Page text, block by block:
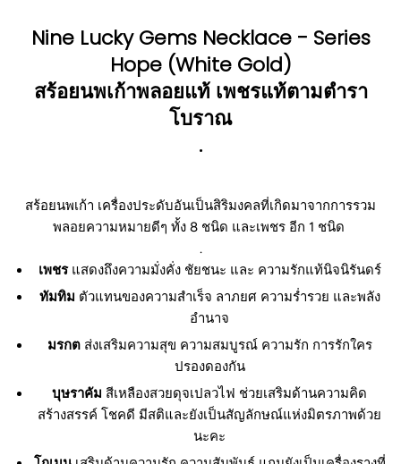
Nine Lucky Gems Necklace - Series
Hope (White Gold)
สร้อยนพเก้าพลอยแท้ เพชรแท้ตามตำรา
โบราณ
.
สร้อยนพเก้า เครื่องประดับอันเป็นสิริมงคลที่เกิดมาจากการรวม
พลอยความหมายดีๆ ทั้ง 8 ชนิด และเพชร อีก 1 ชนิด
.
เพชร แสดงถึงความมั่งคั่ง ชัยชนะ และ ความรักแท้นิจนิรันดร์
ทัมทิม ตัวแทนของความสำเร็จ ลาภยศ ความร่ำรวย และพลัง
อำนาจ
มรกต ส่งเสริมความสุข ความสมบูรณ์ ความรัก การรักใคร
ปรองดองกัน
บุษราคัม สีเหลืองสวยดุจเปลวไฟ ช่วยเสริมด้านความคิด
สร้างสรรค์ โชคดี มีสติและยังเป็นสัญลักษณ์แห่งมิตรภาพด้วย
นะคะ